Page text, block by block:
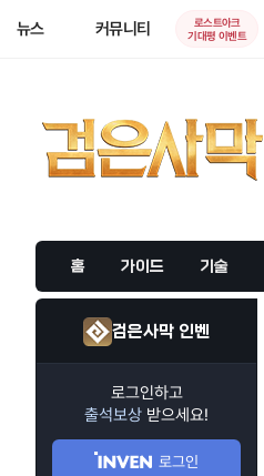
뉴스 커뮤니티
로스트아크
기대평 이벤트
홈 가이드 기술
검은사막 인벤
로그인하고
출석보상 받으세요!
로그인